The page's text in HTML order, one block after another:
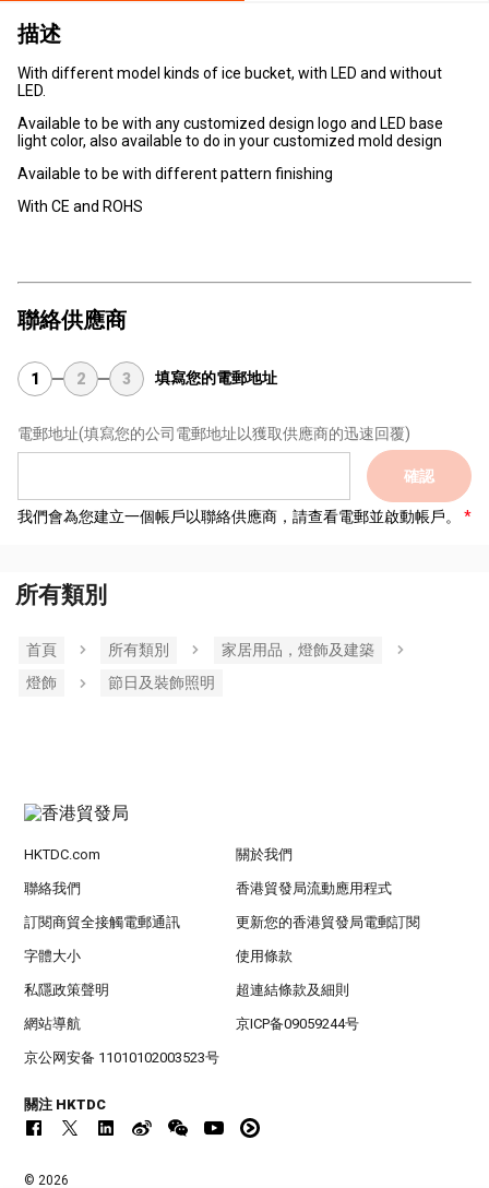
描述
With different model kinds of ice bucket, with LED and without
LED.
Available to be with any customized design logo and LED base
light color, also available to do in your customized mold design
Available to be with different pattern finishing
With CE and ROHS
聯絡供應商
1 2 3 填寫您的電郵地址
電郵地址(填寫您的公司電郵地址以獲取供應商的迅速回覆)
確認
我們會為您建立一個帳戶以聯絡供應商，請查看電郵並啟動帳戶。
所有類別
首頁 所有類別
家居用品，燈飾及建築
燈飾
節日及裝飾照明
HKTDC.com 關於我們
聯絡我們 香港貿發局流動應用程式
訂閱商貿全接觸電郵通訊 更新您的香港貿發局電郵訂閱
字體大小 使用條款
私隱政策聲明 超連結條款及細則
網站導航 京ICP备09059244号
京公网安备 11010102003523号
關注 HKTDC
© 2026